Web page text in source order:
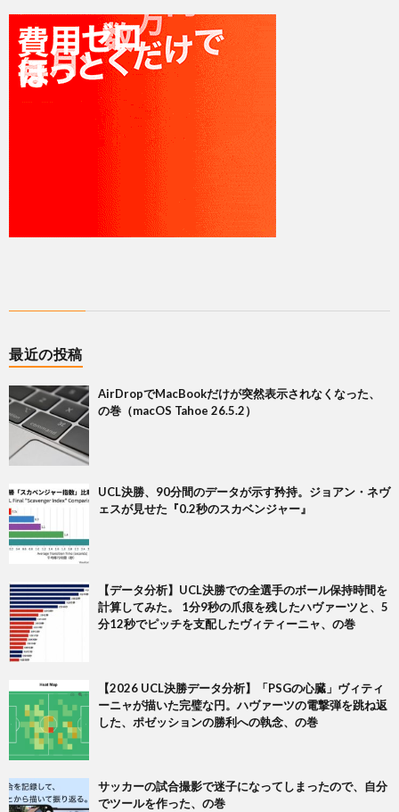
最近の投稿
AirDropでMacBookだけが突然表示されなくなった、
の巻（macOS Tahoe 26.5.2）
UCL決勝、90分間のデータが示す矜持。ジョアン・ネヴ
ェスが見せた『0.2秒のスカベンジャー』
【データ分析】UCL決勝での全選手のボール保持時間を
計算してみた。 1分9秒の爪痕を残したハヴァーツと、5
分12秒でピッチを支配したヴィティーニャ、の巻
【2026 UCL決勝データ分析】「PSGの心臓」ヴィティ
ーニャが描いた完璧な円。ハヴァーツの電撃弾を跳ね返
した、ポゼッションの勝利への執念、の巻
サッカーの試合撮影で迷子になってしまったので、自分
でツールを作った、の巻